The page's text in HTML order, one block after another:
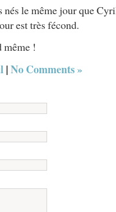
nés le même jour que
est très fécond.
même !
|No Comments »